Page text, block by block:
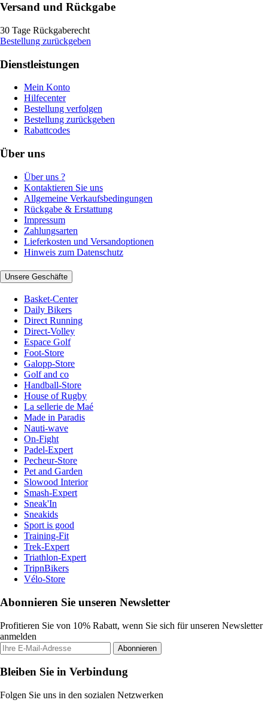
Versand und Rückgabe
30 Tage Rückgaberecht
Bestellung zurückgeben
Dienstleistungen
Mein Konto
Hilfecenter
Bestellung verfolgen
Bestellung zurückgeben
Rabattcodes
Über uns
Über uns ?
Kontaktieren Sie uns
Allgemeine Verkaufsbedingungen
Rückgabe & Erstattung
Impressum
Zahlungsarten
Lieferkosten und Versandoptionen
Hinweis zum Datenschutz
Unsere Geschäfte
Basket-Center
Daily Bikers
Direct Running
Direct-Volley
Espace Golf
Foot-Store
Galopp-Store
Golf and co
Handball-Store
House of Rugby
La sellerie de Maé
Made in Paradis
Nauti-wave
On-Fight
Padel-Expert
Pecheur-Store
Pet and Garden
Slowood Interior
Smash-Expert
Sneak'In
Sneakids
Sport is good
Training-Fit
Trek-Expert
Triathlon-Expert
TripnBikers
Vélo-Store
Abonnieren Sie unseren Newsletter
Profitieren Sie von 10% Rabatt, wenn Sie sich für unseren Newsletter
anmelden
Abonnieren
Bleiben Sie in Verbindung
Folgen Sie uns in den sozialen Netzwerken